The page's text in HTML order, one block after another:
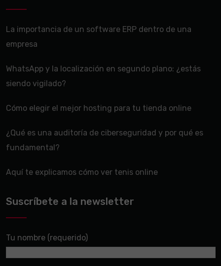
La importancia de un software ERP dentro de una
empresa
WhatsApp y la localización en segundo plano: ¿estás
siendo vigilado?
Cómo elegir el mejor hosting para tu tienda online
¿Qué es una auditoría de ciberseguridad y por qué es
fundamental?
Aquí te explicamos cómo ver tenis online
Suscríbete a la newsletter
Tu nombre (requerido)